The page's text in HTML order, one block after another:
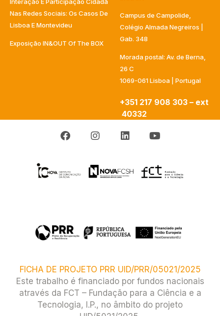
Nas Redes Sociais: Os Casos De
Lisboa E Montevideu
Exposição IN&OUT Of The BOX
Campus de Campolide,
Colégio Almada Negreiros |
Gab. 348
Morada postal: Av. de Berna,
26 C
1069-061 Lisboa | Portugal
+351 217 908 303 – ext
40332
FICHA DE PROJETO PRR UID/PRR/05021/2025
Este trabalho é financiado por fundos nacionais
através da FCT – Fundação para a Ciência e a
Tecnologia, I.P., no âmbito do projeto